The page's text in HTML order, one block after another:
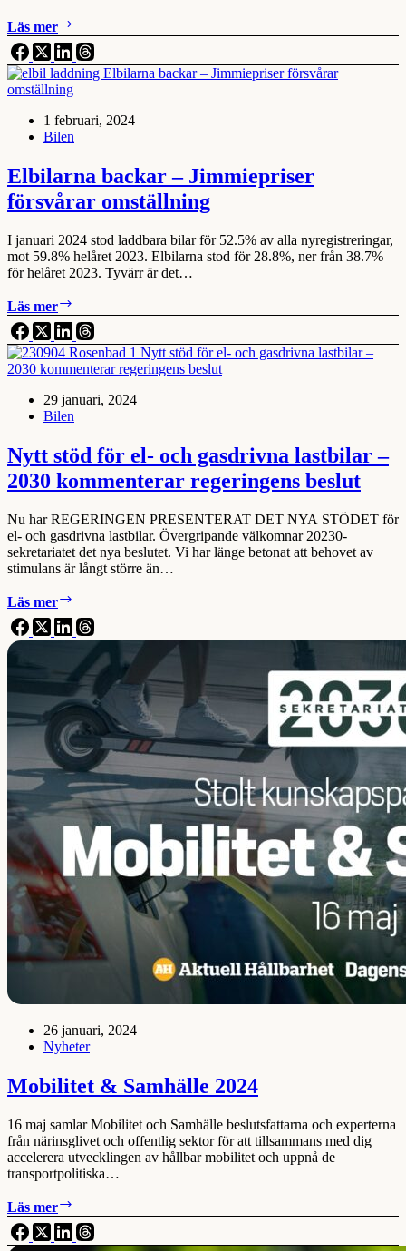
Läs mer
är
Sveriges
bästa
kommun
att
främja
1 februari, 2024
Bilen
Elbilarna backar – Jimmiepriser
försvårar omställning
I januari 2024 stod laddbara bilar för 52.5% av alla nyregistreringar,
mot 59.8% helåret 2023. Elbilarna stod för 28.8%, ner från 38.7%
för helåret 2023. Tyvärr är det…
Läs mer
backar
–
Jimmiepriser
försvårar
29 januari, 2024
Bilen
Nytt stöd för el- och gasdrivna lastbilar –
2030 kommenterar regeringens beslut
Nu har REGERINGEN PRESENTERAT DET NYA STÖDET för
el- och gasdrivna lastbilar. Övergripande välkomnar 20230-
sekretariatet det nya beslutet. Vi har länge betonat att behovet av
stimulans är långt större än…
Läs mer
stöd
för
och
gasdrivna
lastbilar
–
2030
kommenterar
regeringens
beslut
26 januari, 2024
Nyheter
Mobilitet & Samhälle 2024
16 maj samlar Mobilitet och Samhälle beslutsfattarna och experterna
från närinsglivet och offentlig sektor för att tillsammans med dig
accelerera utvecklingen av hållbar mobilitet och uppnå de
transportpolitiska…
Läs mer
&
Samhälle